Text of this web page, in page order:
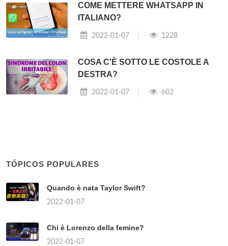
COME METTERE WHATSAPP IN
ITALIANO?
2022-01-07 1228
COSA C'È SOTTO LE COSTOLE A
DESTRA?
2022-01-07 602
TÓPICOS POPULARES
Quando è nata Taylor Swift?
2022-01-07
Chi è Lorenzo della femine?
2022-01-07